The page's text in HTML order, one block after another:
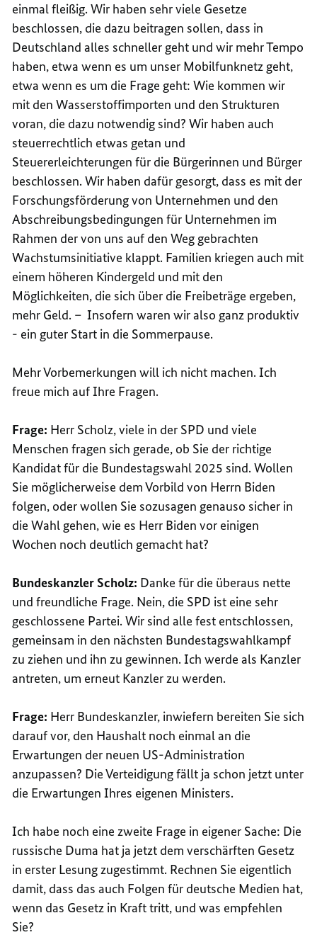
einmal fleißig. Wir haben sehr viele Gesetze
beschlossen, die dazu beitragen sollen, dass in
Deutschland alles schneller geht und wir mehr Tempo
haben, etwa wenn es um unser Mobilfunknetz geht,
etwa wenn es um die Frage geht: Wie kommen wir
mit den Wasserstoffimporten und den Strukturen
voran, die dazu notwendig sind? Wir haben auch
steuerrechtlich etwas getan und
Steuererleichterungen für die Bürgerinnen und Bürger
beschlossen. Wir haben dafür gesorgt, dass es mit der
Forschungsförderung von Unternehmen und den
Abschreibungsbedingungen für Unternehmen im
Rahmen der von uns auf den Weg gebrachten
Wachstumsinitiative klappt. Familien kriegen auch mit
einem höheren Kindergeld und mit den
Möglichkeiten, die sich über die Freibeträge ergeben,
mehr Geld. – Insofern waren wir also ganz produktiv
- ein guter Start in die Sommerpause.
Mehr Vorbemerkungen will ich nicht machen. Ich
freue mich auf Ihre Fragen.
Frage: Herr Scholz, viele in der SPD und viele
Menschen fragen sich gerade, ob Sie der richtige
Kandidat für die Bundestagswahl 2025 sind. Wollen
Sie möglicherweise dem Vorbild von Herrn Biden
folgen, oder wollen Sie sozusagen genauso sicher in
die Wahl gehen, wie es Herr Biden vor einigen
Wochen noch deutlich gemacht hat?
Bundeskanzler Scholz: Danke für die überaus nette
und freundliche Frage. Nein, die SPD ist eine sehr
geschlossene Partei. Wir sind alle fest entschlossen,
gemeinsam in den nächsten Bundestagswahlkampf
zu ziehen und ihn zu gewinnen. Ich werde als Kanzler
antreten, um erneut Kanzler zu werden.
Frage: Herr Bundeskanzler, inwiefern bereiten Sie sich
darauf vor, den Haushalt noch einmal an die
Erwartungen der neuen US-Administration
anzupassen? Die Verteidigung fällt ja schon jetzt unter
die Erwartungen Ihres eigenen Ministers.
Ich habe noch eine zweite Frage in eigener Sache: Die
russische Duma hat ja jetzt dem verschärften Gesetz
in erster Lesung zugestimmt. Rechnen Sie eigentlich
damit, dass das auch Folgen für deutsche Medien hat,
wenn das Gesetz in Kraft tritt, und was empfehlen
Sie?